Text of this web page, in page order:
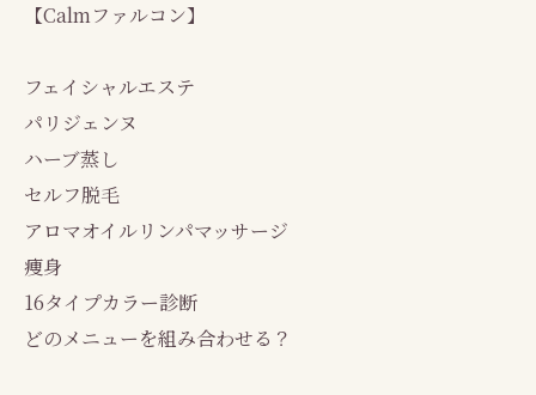
【Calmファルコン】
フェイシャルエステ
パリジェンヌ
ハーブ蒸し
セルフ脱毛
アロマオイルリンパマッサージ
痩身
16タイプカラー診断
どのメニューを組み合わせる？